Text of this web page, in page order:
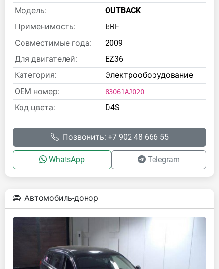
Модель:
OUTBACK
Применимость:
BRF
Совместимые года:
2009
Для двигателей:
EZ36
Категория:
Электрооборудование
OEM номер:
83061AJ020
Код цвета: D4S
Позвонить: +7 902 48 666 55
WhatsApp Telegram
Автомобиль-донор